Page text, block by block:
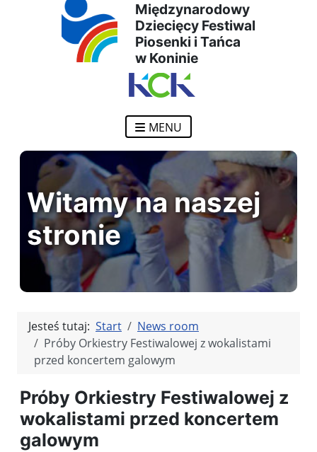
treści
głównej
menu
nawigacyjnego
wyszukiwarki
mapy
strony
Międzynarodowy
Dziecięcy Festiwal
Piosenki i Tańca
w Koninie
MENU
Witamy na naszej
stronie
Jesteś tutaj: Start
News room
Próby Orkiestry Festiwalowej z wokalistami
przed koncertem galowym
Próby Orkiestry Festiwalowej z
wokalistami przed koncertem
galowym